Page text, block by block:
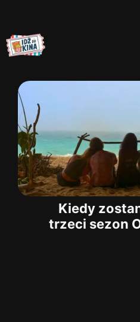
do
treści
Kiedy
trzeci sezon